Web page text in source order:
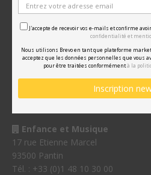
J'accepte de recevoir vos e-mails et confirme
confidentialité et
Nous utilisons Brevo en tant que plateforme
acceptez que les données personnelles que vous
pour être traitées conformémentà la
Enfance et Musique
17 rue Etienne Marcel
93500 Pantin
Tél. : +33 (0)1 48 10 30 00